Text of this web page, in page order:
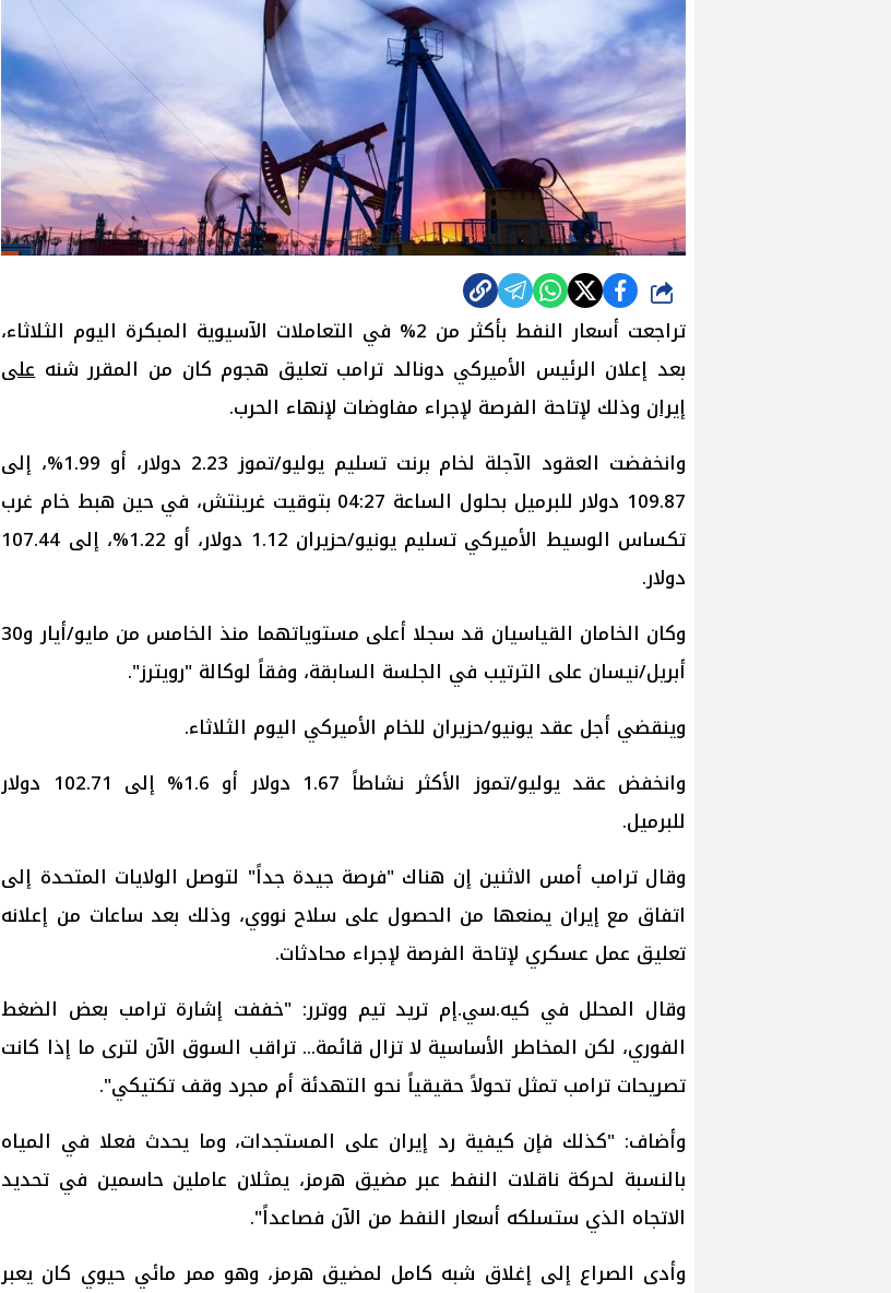
شارك
تراجعت أسعار النفط بأكثر من 2% في التعاملات الآسيوية المبكرة اليوم الثلاثاء،
بعد إعلان الرئيس الأميركي دونالد ترامب تعليق هجوم كان من المقرر شنهعلى
إيران وذلك لإتاحة الفرصة لإجراء مفاوضات لإنهاء الحرب.
وانخفضت العقود الآجلة لخام برنت تسليم يوليو/تموز 2.23 دولار، أو 1.99%، إلى
109.87 دولار للبرميل بحلول الساعة 04:27 بتوقيت غرينتش، في حين هبط خام غرب
تكساس الوسيط الأميركي تسليم يونيو/حزيران 1.12 دولار، أو 1.22%، إلى 107.44
دولار.
وكان الخامان القياسيان قد سجلا أعلى مستوياتهما منذ الخامس من مايو/أيار و30
أبريل/نيسان على الترتيب في الجلسة السابقة، وفقاً لوكالة "رويترز".
وينقضي أجل عقد يونيو/حزيران للخام الأميركي اليوم الثلاثاء.
وانخفض عقد يوليو/تموز الأكثر نشاطاً 1.67 دولار أو 1.6% إلى 102.71 دولار
للبرميل.
وقال ترامب أمس الاثنين إن هناك "فرصة جيدة جداً" لتوصل الولايات المتحدة إلى
اتفاق مع إيران يمنعها من الحصول على سلاح نووي، وذلك بعد ساعات من إعلانه
تعليق عمل عسكري لإتاحة الفرصة لإجراء محادثات.
وقال المحلل في كيه.سي.إم تريد تيم ووترر: "خففت إشارة ترامب بعض الضغط
الفوري، لكن المخاطر الأساسية لا تزال قائمة... تراقب السوق الآن لترى ما إذا كانت
تصريحات ترامب تمثل تحولاً حقيقياً نحو التهدئة أم مجرد وقف تكتيكي".
وأضاف: "كذلك فإن كيفية رد إيران على المستجدات، وما يحدث فعلا في المياه
بالنسبة لحركة ناقلات النفط عبر مضيق هرمز، يمثلان عاملين حاسمين في تحديد
الاتجاه الذي ستسلكه أسعار النفط من الآن فصاعداً".
وأدى الصراع إلى إغلاق شبه كامل لمضيق هرمز، وهو ممر مائي حيوي كان يعبر